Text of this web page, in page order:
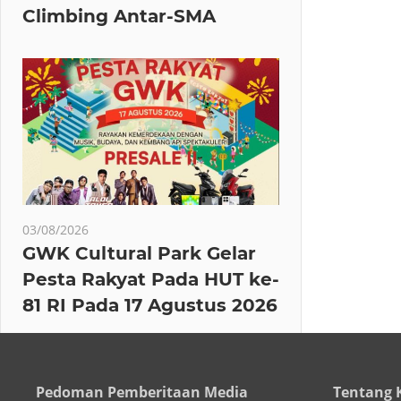
Climbing Antar-SMA
03/08/2026
GWK Cultural Park Gelar
Pesta Rakyat Pada HUT ke-
81 RI Pada 17 Agustus 2026
Pedoman Pemberitaan Media Tentang